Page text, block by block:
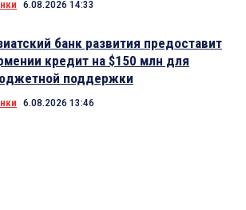
6.08.2026 14:33
банк развития предоставит
кредит на $150 млн для
поддержки
6.08.2026 13:46